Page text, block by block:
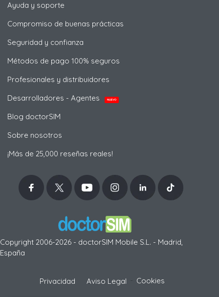
Ayuda y soporte
Compromiso de buenas prácticas
Seguridad y confianza
Métodos de pago 100% seguros
Profesionales y distribuidores
Desarrolladores - Agentes
NUEVO
Blog doctorSIM
Sobre nosotros
¡Más de 25,000 reseñas reales!
Copyright 2006-2026 - doctorSIM Mobile S.L. - Madrid,
España
Privacidad Aviso Legal Cookies